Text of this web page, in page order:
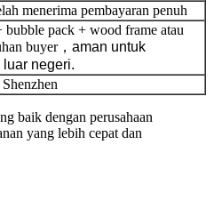
menerima pembayaran penuh
bubble pack + wood frame atau
buyer， aman untuk
negeri.
baik dengan perusahaan
yang lebih cepat dan